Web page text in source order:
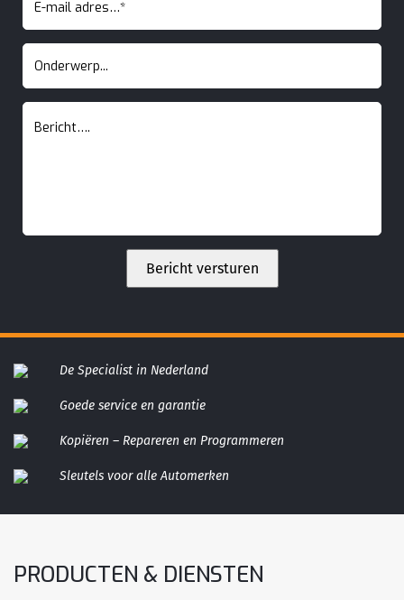
De Specialist in Nederland
Goede service en garantie
Kopiëren – Repareren en Programmeren
Sleutels voor alle Automerken
PRODUCTEN & DIENSTEN